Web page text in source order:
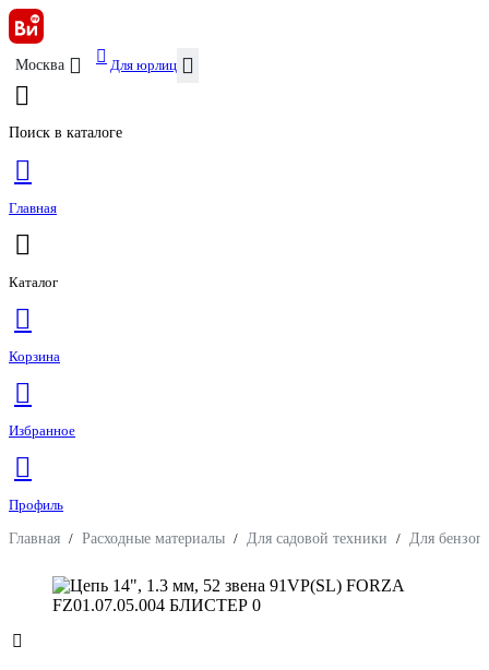
Москва Для юрлиц
Поиск в каталоге
Главная
Каталог
Корзина
Избранное
Профиль
Главная / Расходные материалы / Для садовой техники / Для